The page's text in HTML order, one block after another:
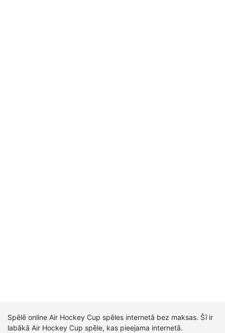
Spēlē online Air Hockey Cup spēles internetā bez maksas. Šī ir
labākā Air Hockey Cup spēle, kas pieejama internetā.